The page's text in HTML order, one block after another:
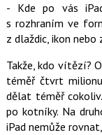
- Kde po vás
s rozhraním ve
z dlaždic, ikon
Takže, kdo vítězí?
téměř čtvrt
dělat téměř
po kotníky. Na
iPad nemůže